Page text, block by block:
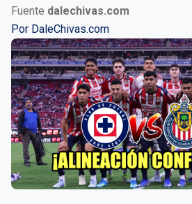
Fuente dalechivas.com
Por DaleChivas.com